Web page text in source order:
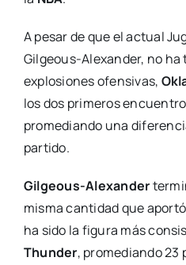
A pesar de que el actual
Gilgeous-Alexander, no
explosiones ofensivas,
los dos primeros
promediando una
partido.
Gilgeous-Alexander
misma cantidad que
ha sido la figura más
Thunder, promediando 23